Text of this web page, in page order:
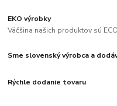
EKO výrobky
Väčšina našich produktov sú
Sme slovenský výrobca a
Rýchle dodanie tovaru